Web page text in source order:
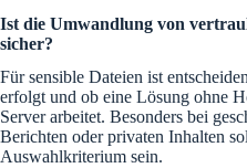
Ist die Umwandlung von
sicher?
Für sensible Dateien ist
erfolgt und ob eine Lösung ohne
Server arbeitet. Besonders bei
Berichten oder privaten Inhalten
Auswahlkriterium sein.